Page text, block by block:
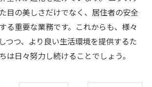
目の美しさだけでなく、居住者の安全
る重要な業務です。これからも、様々
つつ、より良い生活環境を提供するた
は日々努力し続けることでしょう。